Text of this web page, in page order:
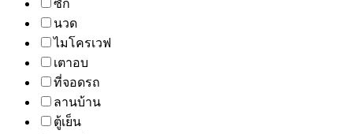
ซัก
นวด
ไมโครเวฟ
เตาอบ
ที่จอดรถ
ลานบ้าน
ตู้เย็น